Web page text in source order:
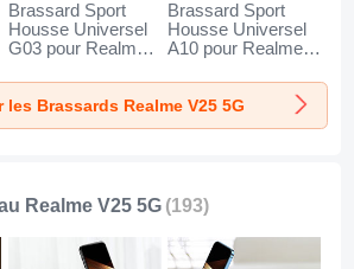
Brassard Sport
Housse Universel
G03 pour Realme
Brassard Sport
Housse Universel
A10 pour Realme
les Brassards Realme V25 5G
Realme V25 5G (193)